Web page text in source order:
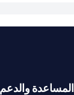
المساعدة والدعم